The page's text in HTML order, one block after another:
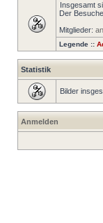
Insgesamt
Der
Mitglieder:
Legende ::
Statistik
Bilder
Anmelden